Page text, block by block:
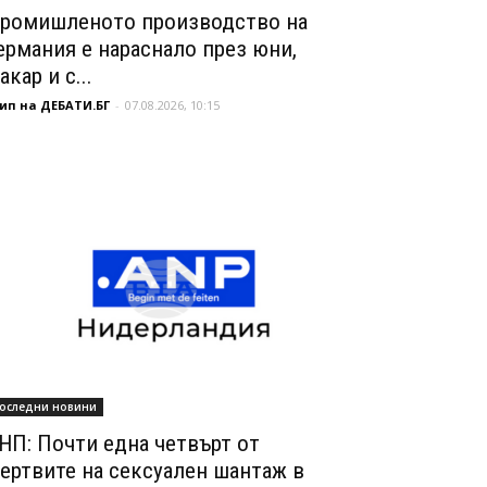
производство на
е нараснало през юни,
и с...
на ДЕБАТИ.БГ - 07.08.2026, 10:15
новини
Почти една четвърт от
на сексуален шантаж в